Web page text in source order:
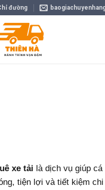
đường
xe tải là dịch vụ giúp cá
tiện lợi và tiết kiệm